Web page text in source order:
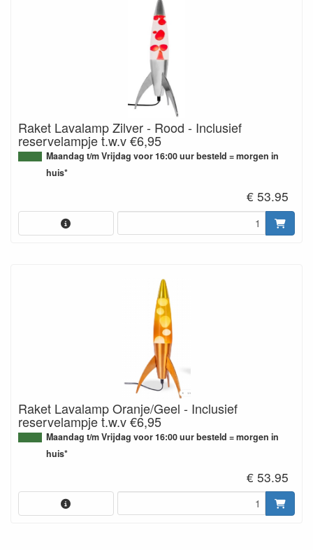
Raket Lavalamp Zilver - Rood - Inclusief
reservelampje t.w.v €6,95
Maandag t/m Vrijdag voor 16:00 uur besteld = morgen in
huis*
€ 53.95
Raket Lavalamp Oranje/Geel - Inclusief
reservelampje t.w.v €6,95
Maandag t/m Vrijdag voor 16:00 uur besteld = morgen in
huis*
€ 53.95